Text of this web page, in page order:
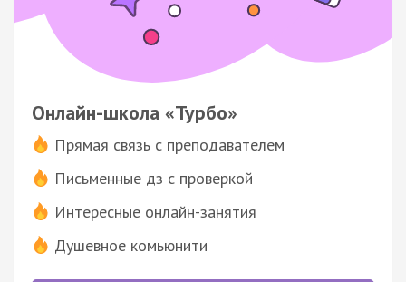
Онлайн-школа «Турбо»
Прямая связь с преподавателем
Письменные дз с проверкой
Интересные онлайн-занятия
Душевное комьюнити